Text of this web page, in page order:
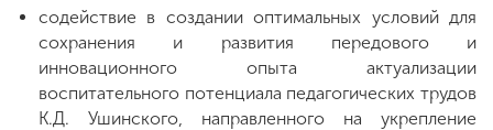
содействие в создании оптимальных условий для
сохранения и развития передового и
инновационного опыта актуализации
воспитательного потенциала педагогических трудов
К.Д. Ушинского, направленного на укрепление